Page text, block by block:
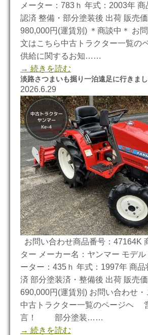
メーター：783ｈ 年式：2003年
認済 整備・部分塗装後 出荷 販売価
980,000円(運賃別) ＊商談中＊ お
文はこちら中古トラクター一覧
供給に関するお知……
→ 続きを読む
淡路さつまいも掘り一泊遠足に行きまし
2026.6.29
お問い合わせ商品番号：47164K
ター メーカー名：ヤンマー モデ
ーター：435ｈ 年式：1997年 商
済 部分塗装済・整備後 出荷 販売価
690,000円(運賃別) お問い合わせ
中古トラクター一覧のページヘ
言！ 部分塗装……
→ 続きを読む